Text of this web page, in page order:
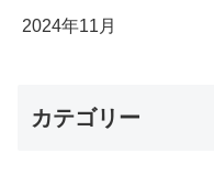
2024年11月
カテゴリー